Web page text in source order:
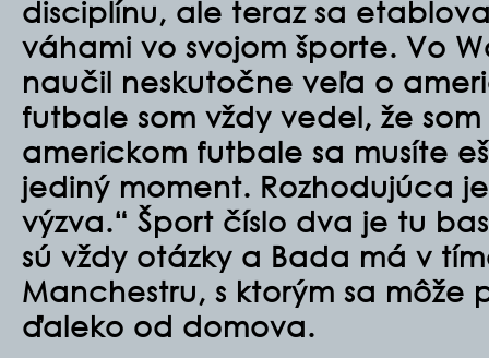
disciplínu, ale teraz sa
váhami vo svojom športe. Vo
naučil neskutočne veľa o
futbale som vždy vedel, že
americkom futbale sa musíte
jediný moment. Rozhodujúca
výzva.“ Šport číslo dva je tu
sú vždy otázky a Bada má v
Manchestru, s ktorým sa môže
ďaleko od domova.